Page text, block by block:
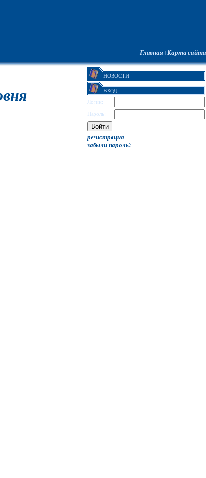
Главная | Карта сайта
НОВОСТИ
ВХОД
Логин:
Пароль:
регистрация
забыли пароль?